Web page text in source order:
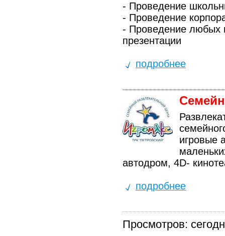
- Проведение
- Проведение
- Проведение любых
презентации
подробнее
игровые
автодром, 4D-
подробнее
Просмотров: